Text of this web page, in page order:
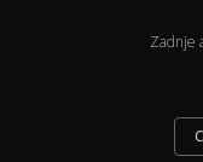
Zadnje